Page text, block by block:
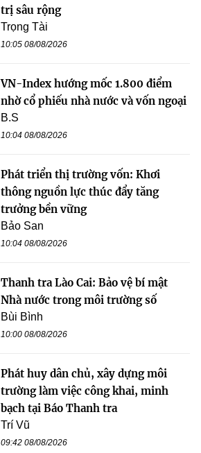
trị sâu rộng
Trọng Tài
10:05 08/08/2026
VN-Index hướng mốc 1.800 điểm
nhờ cổ phiếu nhà nước và vốn ngoại
B.S
10:04 08/08/2026
Phát triển thị trường vốn: Khơi
thông nguồn lực thúc đẩy tăng
trưởng bền vững
Bảo San
10:04 08/08/2026
Thanh tra Lào Cai: Bảo vệ bí mật
Nhà nước trong môi trường số
Bùi Bình
10:00 08/08/2026
Phát huy dân chủ, xây dựng môi
trường làm việc công khai, minh
bạch tại Báo Thanh tra
Trí Vũ
09:42 08/08/2026